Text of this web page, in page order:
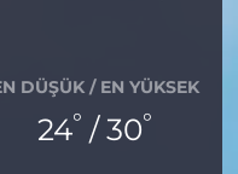
DÜŞÜK / EN YÜKSEK
24° / 30°